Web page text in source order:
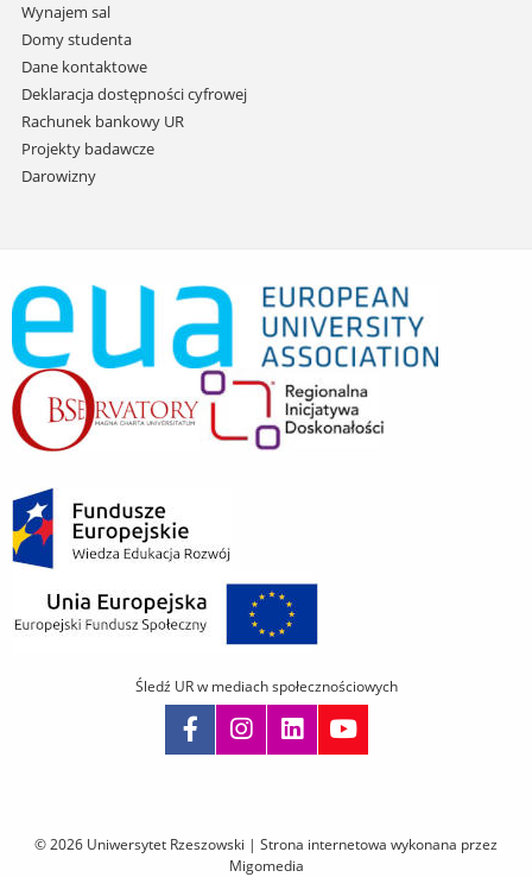
Wynajem sal
Domy studenta
Dane kontaktowe
Deklaracja dostępności cyfrowej
Rachunek bankowy UR
Projekty badawcze
Darowizny
© 2026 Uniwersytet Rzeszowski | Strona internetowa wykonana przez
Migomedia
Śledź UR w mediach społecznościowych
i
przejdź